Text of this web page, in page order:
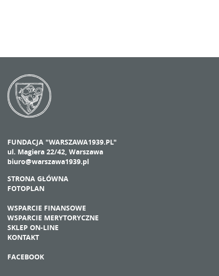
FUNDACJA "WARSZAWA1939.PL"
ul. Magiera 22/42, Warszawa
biuro@warszawa1939.pl
STRONA GŁÓWNA
FOTOPLAN
WSPARCIE FINANSOWE
WSPARCIE MERYTORYCZNE
SKLEP ON-LINE
KONTAKT
FACEBOOK